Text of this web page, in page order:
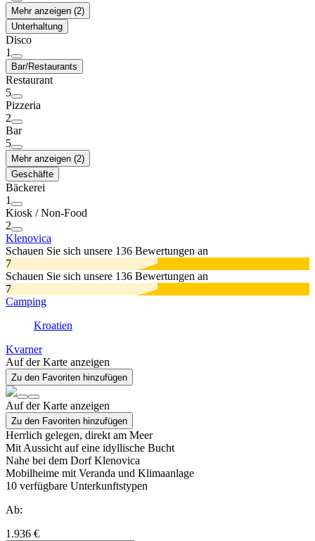
Mehr anzeigen (2)
Unterhaltung
Disco
1
Bar/Restaurants
Restaurant
5
Pizzeria
2
Bar
5
Mehr anzeigen (2)
Geschäfte
Bäckerei
1
Kiosk / Non-Food
2
Klenovica
Schauen Sie sich unsere 136 Bewertungen an
7
Schauen Sie sich unsere 136 Bewertungen an
7
Camping
Kroatien
Kvarner
Auf der Karte anzeigen
Zu den Favoriten hinzufügen
Auf der Karte anzeigen
Zu den Favoriten hinzufügen
Herrlich gelegen, direkt am Meer
Mit Aussicht auf eine idyllische Bucht
Nahe bei dem Dorf Klenovica
Mobilheime mit Veranda und Klimaanlage
10 verfügbare Unterkunftstypen
Ab:
1.936 €